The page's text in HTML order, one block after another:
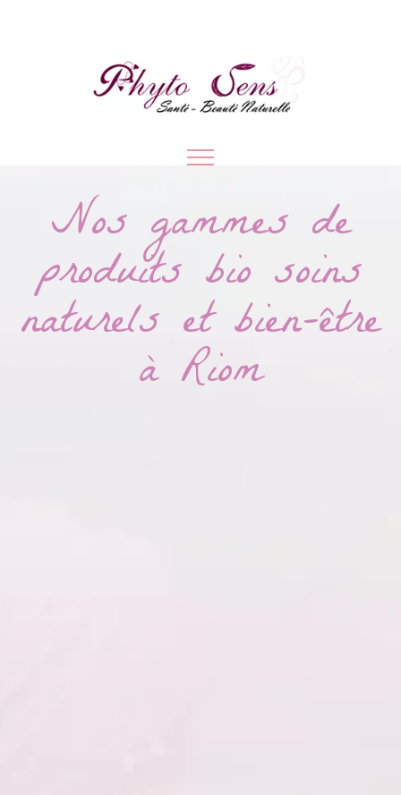
Nos gammes de
produits bio soins
naturels et bien-être
à Riom